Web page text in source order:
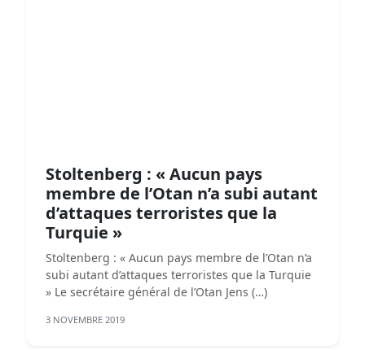
Stoltenberg : « Aucun pays
membre de l’Otan n’a subi autant
d’attaques terroristes que la
Turquie »
Stoltenberg : « Aucun pays membre de l’Otan n’a
subi autant d’attaques terroristes que la Turquie
» Le secrétaire général de l’Otan Jens (…)
3 NOVEMBRE 2019